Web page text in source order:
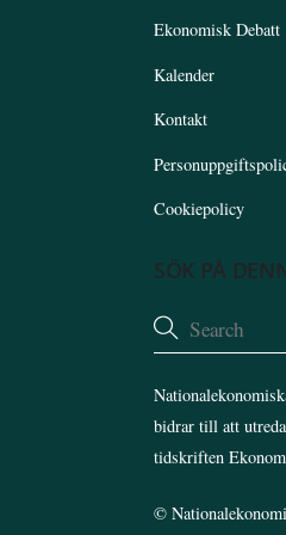
Ekonomisk Debatt
Kalender
Kontakt
Cookiepolicy
SÖK PÅ
bidrar till att
tidskriften
©